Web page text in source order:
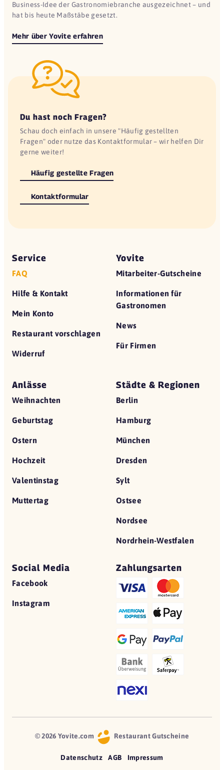
Business-Idee der Gastronomiebranche ausgezeichnet – und
hat bis heute Maßstäbe gesetzt.
Mehr über Yovite erfahren
Du hast noch Fragen?
Schau doch einfach in unsere "Häufig gestellten
Fragen" oder nutze das Kontaktformular – wir helfen Dir
gerne weiter!
Häufig gestellte Fragen
Kontaktformular
Service
FAQ
Hilfe & Kontakt
Mein Konto
Restaurant vorschlagen
Widerruf
Yovite
Mitarbeiter-Gutscheine
Informationen für
Gastronomen
News
Für Firmen
Anlässe
Weihnachten
Geburtstag
Ostern
Hochzeit
Valentinstag
Muttertag
Städte & Regionen
Berlin
Hamburg
München
Dresden
Sylt
Ostsee
Nordsee
Nordrhein-Westfalen
Social Media
Facebook
Instagram
Zahlungsarten
© 2026 Yovite.com Restaurant Gutscheine
Datenschutz AGB Impressum